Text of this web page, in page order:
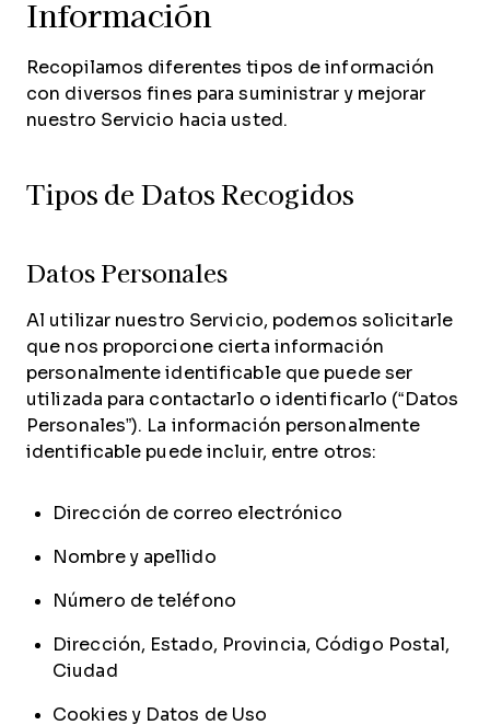
Información
Recopilamos diferentes tipos de información
con diversos fines para suministrar y mejorar
nuestro Servicio hacia usted.
Tipos de Datos Recogidos
Datos Personales
Al utilizar nuestro Servicio, podemos solicitarle
que nos proporcione cierta información
personalmente identificable que puede ser
utilizada para contactarlo o identificarlo (“Datos
Personales”). La información personalmente
identificable puede incluir, entre otros:
Dirección de correo electrónico
Nombre y apellido
Número de teléfono
Dirección, Estado, Provincia, Código Postal,
Ciudad
Cookies y Datos de Uso